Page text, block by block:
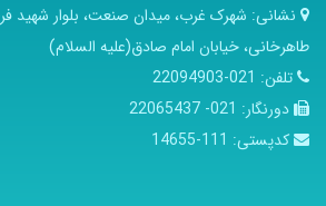
نشانی: شهرک غرب، میدان صنعت، بلوار شهید
طاهرخانی، خیابان امام صادق(علیه السلام)
تلفن: 021-22094903
دورنگار: 021- 22065437
کدپستی: 111-14655